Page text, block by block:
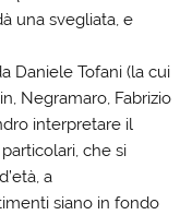
una svegliata, e
Daniele Tofani (la cui
Negramaro, Fabrizio
interpretare il
che si
a
siano in fondo